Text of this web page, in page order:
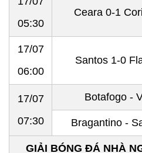
05:30
Ceara 0-1
17/07
06:00
Santos 1-0
17/07
07:30
Botafogo -
Bragantino -
GIẢI BÓNG ĐÁ NHÀ